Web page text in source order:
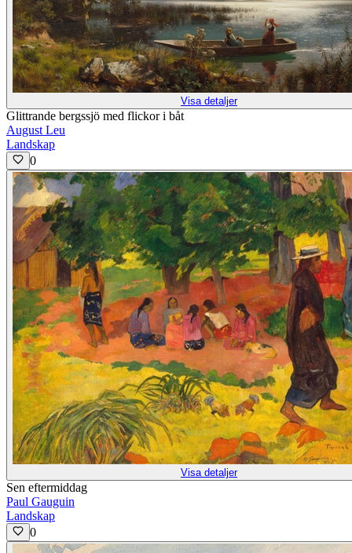
Visa detaljer
Glittrande bergssjö med flickor i båt
August Leu
Landskap
0
Visa detaljer
Sen eftermiddag
Paul Gauguin
Landskap
0